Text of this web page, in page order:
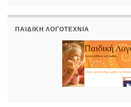
ΠΑΙΔΙΚΉ ΛΟΓΟΤΕΧΝΊΑ